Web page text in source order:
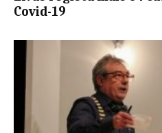
Covid-19